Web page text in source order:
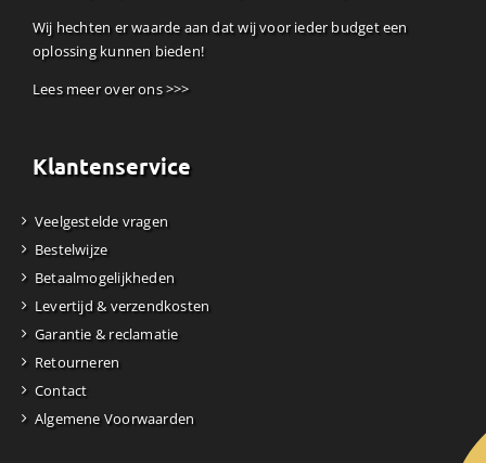
Wij hechten er waarde aan dat wij voor ieder budget een
oplossing kunnen bieden!
Lees meer over ons >>>
Klantenservice
Veelgestelde vragen
Bestelwijze
Betaalmogelijkheden
Levertijd & verzendkosten
Garantie & reclamatie
Retourneren
Contact
Algemene Voorwaarden